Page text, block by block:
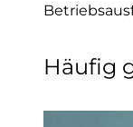
Häufig